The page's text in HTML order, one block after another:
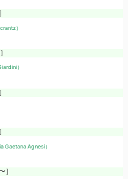
）
）
Gaetana Agnesi）
］